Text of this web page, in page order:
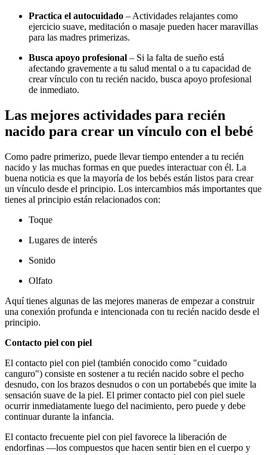
Practica el autocuidado – Actividades relajantes como
ejercicio suave, meditación o masaje pueden hacer maravillas
para las madres primerizas.
Busca apoyo profesional – Si la falta de sueño está
afectando gravemente a tu salud mental o a tu capacidad de
crear vínculo con tu recién nacido, busca apoyo profesional
de inmediato.
Las mejores actividades para recién
nacido para crear un vínculo con el bebé
Como padre primerizo, puede llevar tiempo entender a tu recién
nacido y las muchas formas en que puedes interactuar con él. La
buena noticia es que la mayoría de los bebés están listos para crear
un vínculo desde el principio. Los intercambios más importantes que
tienes al principio están relacionados con:
Toque
Lugares de interés
Sonido
Olfato
Aquí tienes algunas de las mejores maneras de empezar a construir
una conexión profunda e intencionada con tu recién nacido desde el
principio.
Contacto piel con piel
El contacto piel con piel (también conocido como "cuidado
canguro") consiste en sostener a tu recién nacido sobre el pecho
desnudo, con los brazos desnudos o con un portabebés que imite la
sensación suave de la piel. El primer contacto piel con piel suele
ocurrir inmediatamente luego del nacimiento, pero puede y debe
continuar durante la infancia.
El contacto frecuente piel con piel favorece la liberación de
endorfinas —los compuestos que hacen sentir bien en el cuerpo y